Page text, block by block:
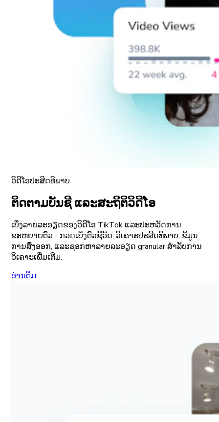
ວິດີໂອປະສິດທິພາບ
ຕິດຕາມບັນຊີ ແລະສະຖິຕິວິດີໂອ
ເບິ່ງລາຍລະອຽດຂອງວິດີໂອ TikTok ແລະປະຫວັດການ
ຂະຫຍາຍຕົວ - ກວດເບິ່ງຕົວຊີ້ວັດ, ວິເຄາະປະສິດທິພາບ, ຂໍ້ມູນ
ການສົ່ງອອກ, ແລະຊອກຫາລາຍລະອຽດ granular ສໍາລັບການ
ວິເຄາະເພີ່ມເຕີມ.
ອ່ານ​ຕື່ມ